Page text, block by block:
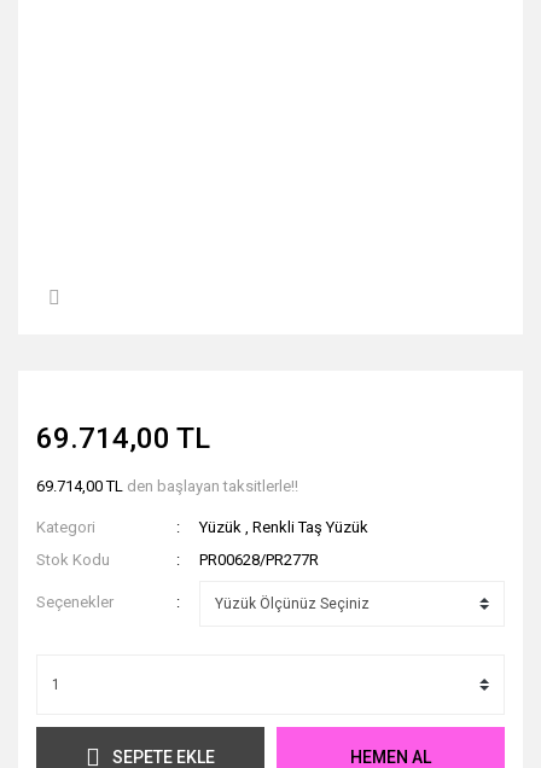
69.714,00 TL
69.714,00 TL den başlayan taksitlerle!!
Kategori Yüzük ,Renkli Taş Yüzük
Stok Kodu
PR00628/PR277R
Seçenekler
SEPETE EKLE HEMEN AL